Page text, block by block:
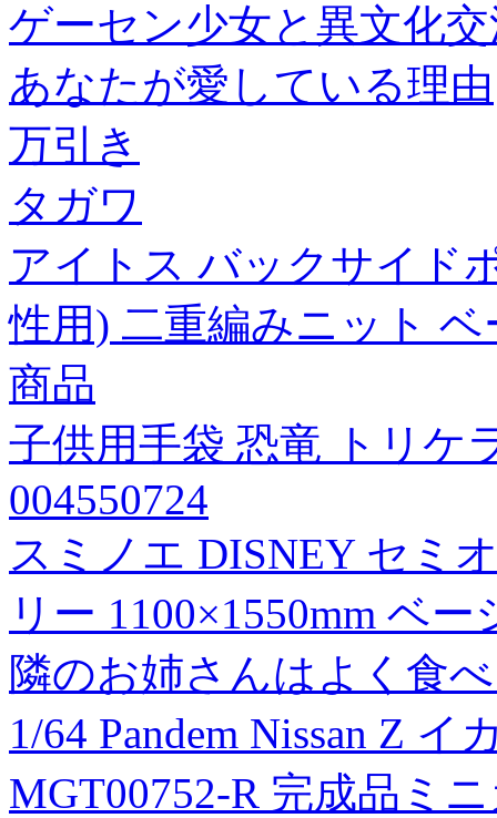
ゲーセン少女と異文化
あなたが愛している理由
万引き
タガワ
アイトス バックサイド
性用) 二重編みニット
商品
子供用手袋 恐竜 トリケ
004550724
スミノエ DISNEY セミ
リー 1100×1550mm ベ
隣のお姉さんはよく食
1/64 Pandem Nissan Z
MGT00752-R 完成品ミ